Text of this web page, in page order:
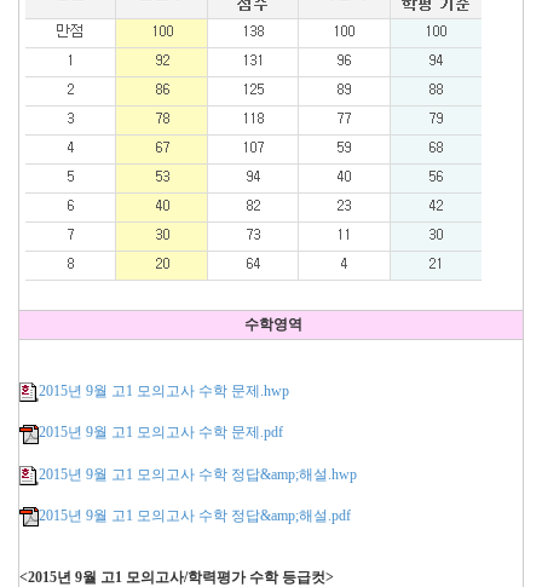
수학영역
2015년 9월 고1 모의고사 수학 문제.hwp
2015년 9월 고1 모의고사 수학 문제.pdf
2015년 9월 고1 모의고사 수학 정답&amp;해설.hwp
2015년 9월 고1 모의고사 수학 정답&amp;해설.pdf
<2015년 9월 고1 모의고사/학력평가 수학 등급컷>